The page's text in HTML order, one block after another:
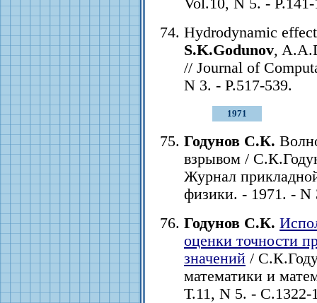
Vol.10, N 5. -
Hydrodynamic
S.K.Godunov,
// Journal of
N 3. - P.517-539.
1971
Годунов С.К.
взрывом /
Журнал
физики. - 1971. - N
Годунов С.К.
оценки точности
значений /
математики и
Т.11, N 5. - С.1322-